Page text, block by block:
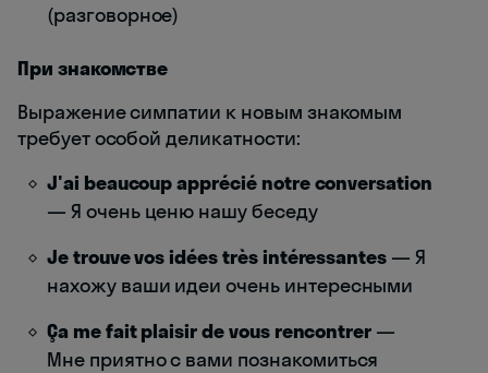
(разговорное)
При знакомстве
Выражение симпатии к новым знакомым
требует особой деликатности:
J'ai beaucoup apprécié notre conversation
— Я очень ценю нашу беседу
Je trouve vos idées très intéressantes — Я
нахожу ваши идеи очень интересными
Ça me fait plaisir de vous rencontrer —
Мне приятно с вами познакомиться